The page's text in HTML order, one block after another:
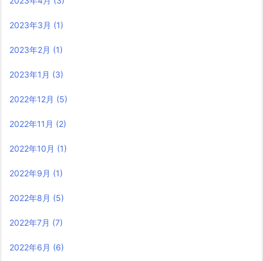
2023年3月 (1)
2023年2月 (1)
2023年1月 (3)
2022年12月 (5)
2022年11月 (2)
2022年10月 (1)
2022年9月 (1)
2022年8月 (5)
2022年7月 (7)
2022年6月 (6)